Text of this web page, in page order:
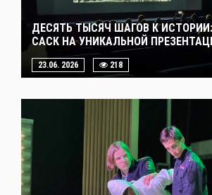
ДЕСЯТЬ ТЫСЯЧ ШАГОВ К
САСК НА УНИКАЛЬНОЙ
23.06. 2026 218